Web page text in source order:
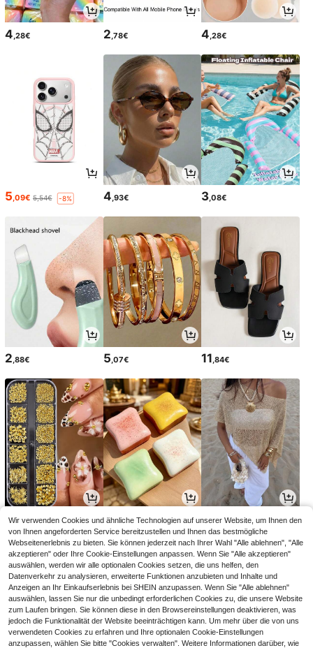
4 ,28€ 2 ,78€ 4 ,28€
5,09€ 5,54€ -8% 4,93€ 3,08€
2,88€ 5,07€ 11,84€
3,95€ 2,88€ 12,86€12,99€ -1%
Wir verwenden Cookies und ähnliche Technologien auf unserer Website, um Ihnen den
von Ihnen angeforderten Service bereitzustellen und Ihnen das bestmögliche
Webseitenerlebnis zu bieten. Sie können jederzeit nach Ihrer Wahl "Alle ablehnen", "Alle
akzeptieren" oder Ihre Cookie-Einstellungen anpassen. Wenn Sie "Alle akzeptieren"
auswählen, werden wir alle optionalen Cookies setzen, die uns helfen, den
Datenverkehr zu analysieren, erweiterte Funktionen anzubieten und Inhalte und
Anzeigen an Ihr Einkaufserlebnis bei SHEIN anzupassen. Wenn Sie "Alle ablehnen"
auswählen, lassen Sie nur die unbedingt erforderlichen Cookies zu, die unsere Website
zum Laufen bringen. Sie können diese in den Browsereinstellungen deaktivieren, was
jedoch die Funktionalität der Website beeinträchtigen kann. Um mehr über die von uns
verwendeten Cookies zu erfahren und Ihre optionalen Cookie-Einstellungen
anzupassen, wählen Sie bitte "Cookies verwalten". Weitere Informationen darüber, wie